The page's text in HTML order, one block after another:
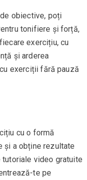
obiective, poți
tonifiere și forță,
exercițiu, cu
și arderea
exerciții fără pauză
cu o formă
și a obține rezultate
tutoriale video gratuite
te pe